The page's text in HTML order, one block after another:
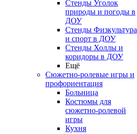
Стенды Уголок
природы и погоды в
ДОУ
Стенды Физкультура
и спорт в ДОУ
Стенды Холлы и
коридоры в ДОУ
Ещё
Сюжетно-ролевые игры и
профориентация
Больница
Костюмы для
сюжетно-ролевой
игры
Кухня